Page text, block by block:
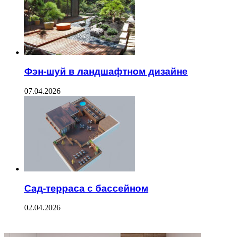
Фэн-шуй в ландшафтном дизайне
07.04.2026
Сад-терраса с бассейном
02.04.2026